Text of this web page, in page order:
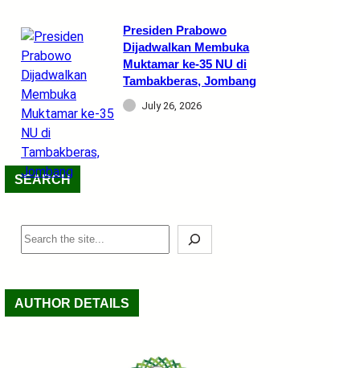
Presiden Prabowo
Dijadwalkan Membuka
Muktamar ke-35 NU di
Tambakberas, Jombang
July 26, 2026
SEARCH
S
e
r
c
AUTHOR DETAILS